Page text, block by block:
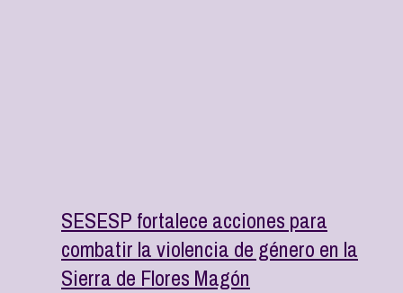
SESESP fortalece acciones para
combatir la violencia de género en la
Sierra de Flores Magón